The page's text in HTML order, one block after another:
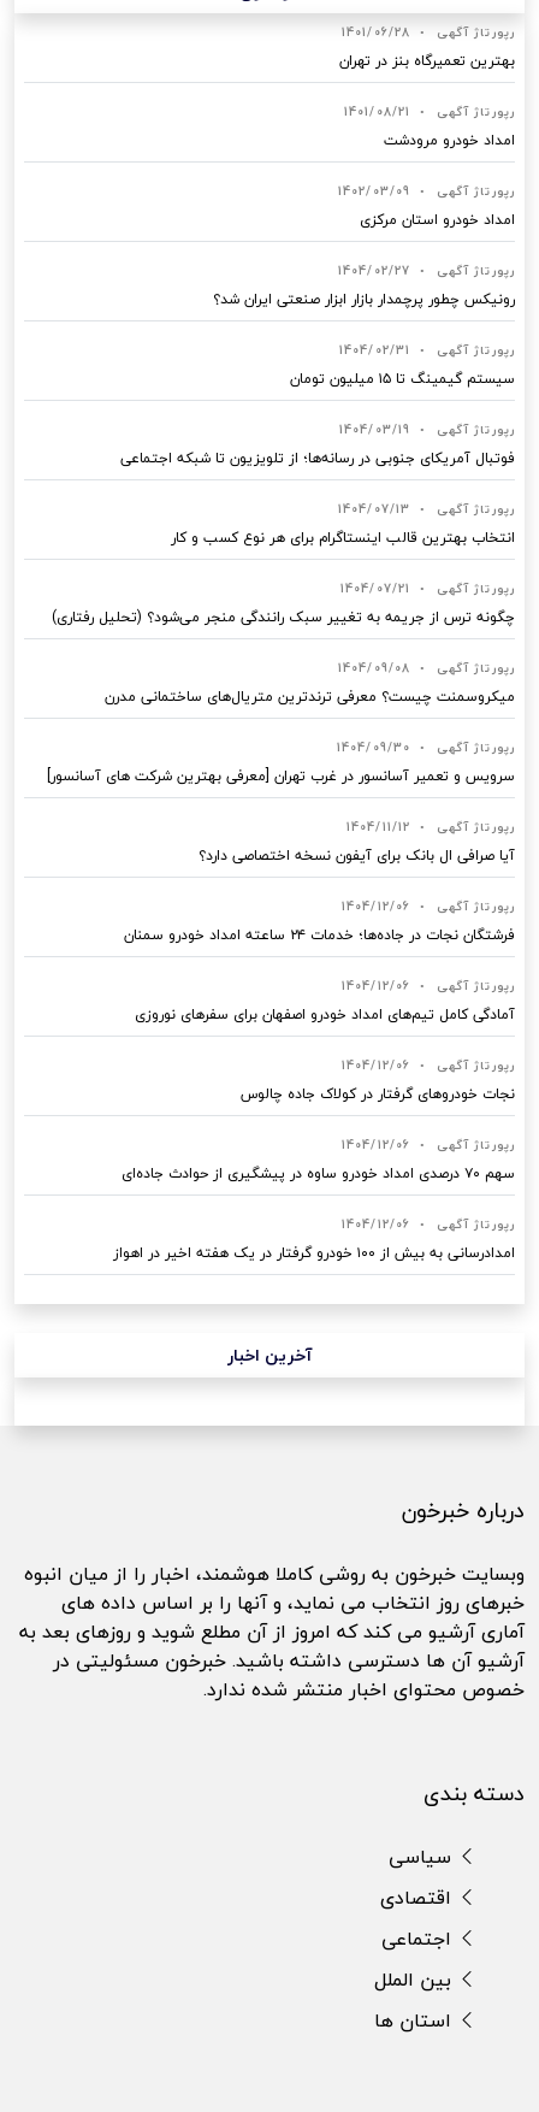
رپورتاژ آگهی •
1401/06/28
بهترین تعمیرگاه بنز در تهران
رپورتاژ آگهی •
1401/08/21
امداد خودرو مرودشت
رپورتاژ آگهی •
1402/03/09
امداد خودرو استان مرکزی
رپورتاژ آگهی •
1404/02/27
رونیکس چطور پرچمدار بازار ابزار صنعتی ایران شد؟
رپورتاژ آگهی •
1404/02/31
سیستم گیمینگ تا ۱۵ میلیون تومان
رپورتاژ آگهی •
1404/03/19
فوتبال آمریکای جنوبی در رسانه‌ها؛ از تلویزیون تا شبکه اجتماعی
رپورتاژ آگهی •
1404/07/13
انتخاب بهترین قالب‌ اینستاگرام برای هر نوع کسب‌ و کار
رپورتاژ آگهی •
1404/07/21
چگونه ترس از جریمه به تغییر سبک رانندگی منجر می‌شود؟ (تحلیل رفتاری)
رپورتاژ آگهی •
1404/09/08
میکروسمنت چیست؟ معرفی ترندترین متریال‌های ساختمانی مدرن
رپورتاژ آگهی •
1404/09/30
سرویس و تعمیر آسانسور در غرب تهران [معرفی بهترین شرکت های آسانسور]
رپورتاژ آگهی •
1404/11/12
آیا صرافی ال بانک برای آیفون نسخه اختصاصی دارد؟
رپورتاژ آگهی •
1404/12/06
فرشتگان نجات در جاده‌ها؛ خدمات ۲۴ ساعته امداد خودرو سمنان
رپورتاژ آگهی •
1404/12/06
آمادگی کامل تیم‌های امداد خودرو اصفهان برای سفرهای نوروزی
رپورتاژ آگهی •
1404/12/06
نجات خودروهای گرفتار در کولاک جاده چالوس
رپورتاژ آگهی •
1404/12/06
سهم ۷۰ درصدی امداد خودرو ساوه در پیشگیری از حوادث جاده‌ای
رپورتاژ آگهی •
1404/12/06
امدادرسانی به بیش از ۱۰۰ خودرو گرفتار در یک هفته اخیر در اهواز
آخرین اخبار
درباره خبرخون
وبسایت خبرخون به روشی کاملا هوشمند، اخبار را از میان انبوه
خبرهای روز انتخاب می نماید، و آنها را بر اساس داده های
آماری آرشیو می کند که امروز از آن مطلع شوید و روزهای بعد به
آرشیو آن ها دسترسی داشته باشید. خبرخون مسئولیتی در
خصوص محتوای اخبار منتشر شده ندارد.
دسته بندی
سیاسی
اقتصادی
اجتماعی
بین الملل
استان ها